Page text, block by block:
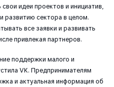
идеи проектов и инициатив,
развитию сектора в целом.
все заявки и развивать
привлекая партнеров.
поддержки малого и
VK. Предпринимателям
и актуальная информация об